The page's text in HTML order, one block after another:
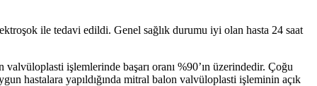
ile tedavi edildi. Genel sağlık durumu iyi olan hasta 24 saat
işlemlerinde başarı oranı %90’ın üzerindedir. Çoğu
hastalara yapıldığında mitral balon valvüloplasti işleminin açık